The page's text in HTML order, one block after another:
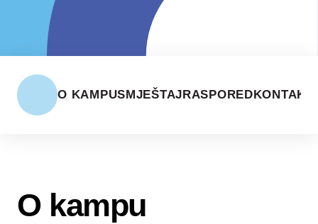
O KAMPUSMJEŠTAJ RASPORED KONTAKT
O kampu